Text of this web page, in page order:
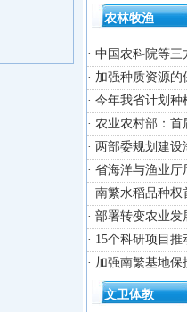
农林牧渔
· 中国农科院等
· 加强种质资源
· 今年我省计划种
· 农业农村部：
· 两部委规划建
· 省海洋与渔业
· 南繁水稻品种
· 部署转变农业
· 15个科研项目
· 加强南繁基地
文卫体教